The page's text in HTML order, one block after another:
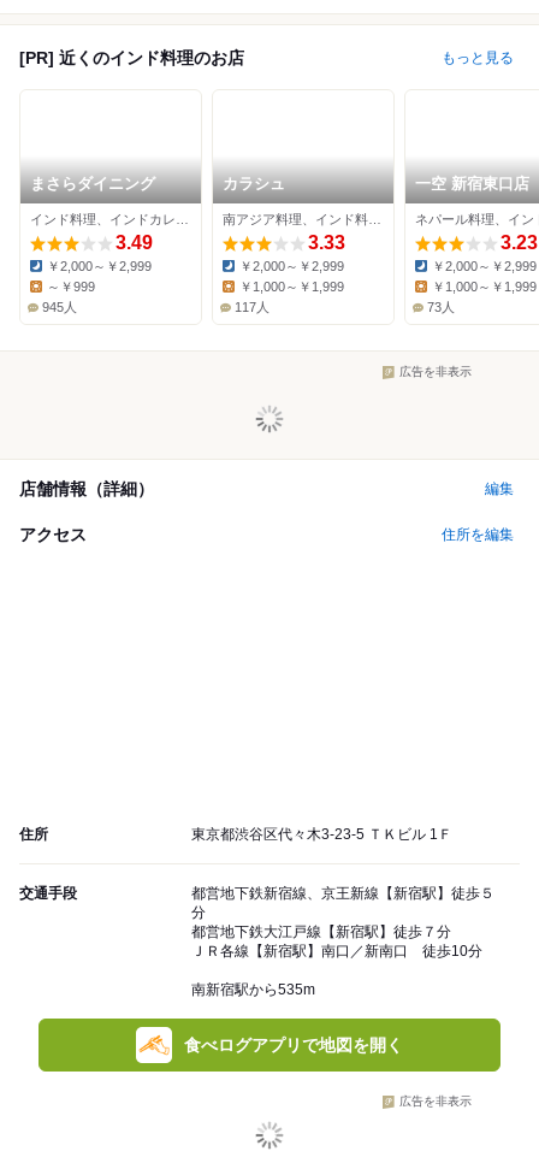
[PR] 近くのインド料理のお店 もっと見る
まさらダイニング
3.49
Dinner:
￥2,000～￥2,999
～￥999
945人
カラシュ
3.33
Dinner:
￥2,000～￥2,999
￥1,000～￥1,999
117人
一空 新宿東口店
3.23
Dinner:
￥2,000～￥2,999
Lunch:
￥1,000～￥1,999
73人
広告を非表示
店舗情報（詳細） 編集
アクセス 住所を編集
住所 東京都渋谷区代々木3-23-5 ＴＫビル 1Ｆ
交通手段
都営地下鉄新宿線、京王新線【新宿駅】徒歩５
分
都営地下鉄大江戸線【新宿駅】徒歩７分
ＪＲ各線【新宿駅】南口／新南口 徒歩10分
南新宿駅から535m
食べログアプリで地図を開く
広告を非表示